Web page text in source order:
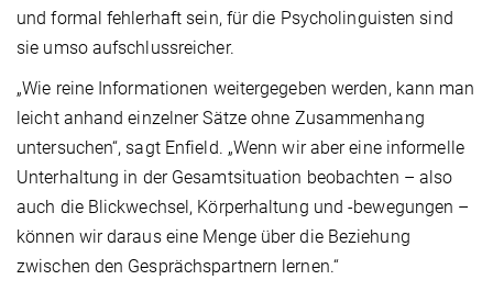
und formal fehlerhaft sein, für die Psycholinguisten sind
sie umso aufschlussreicher.
„Wie reine Informationen weitergegeben werden, kann man
leicht anhand einzelner Sätze ohne Zusammenhang
untersuchen“, sagt Enfield. „Wenn wir aber eine informelle
Unterhaltung in der Gesamtsituation beobachten – also
auch die Blickwechsel, Körperhaltung und -bewegungen –
können wir daraus eine Menge über die Beziehung
zwischen den Gesprächspartnern lernen.“